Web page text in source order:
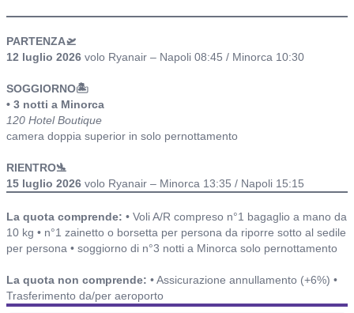
PARTENZA🛫
12 luglio 2026 volo Ryanair – Napoli 08:45 / Minorca 10:30
SOGGIORNO🏝️
• 3 notti a Minorca
120 Hotel Boutique
camera doppia superior in solo pernottamento
RIENTRO🛬
15 luglio 2026 volo Ryanair – Minorca 13:35 / Napoli 15:15
La quota comprende: • Voli A/R compreso n°1 bagaglio a mano da
10 kg • n°1 zainetto o borsetta per persona da riporre sotto al sedile
per persona • soggiorno di n°3 notti a Minorca solo pernottamento
La quota non comprende: • Assicurazione annullamento (+6%) •
Trasferimento da/per aeroporto